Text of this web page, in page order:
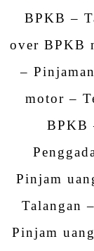
BPKB –
over BPKB
–
motor –
BPKB
Pinjam
Talangan
Pinjam